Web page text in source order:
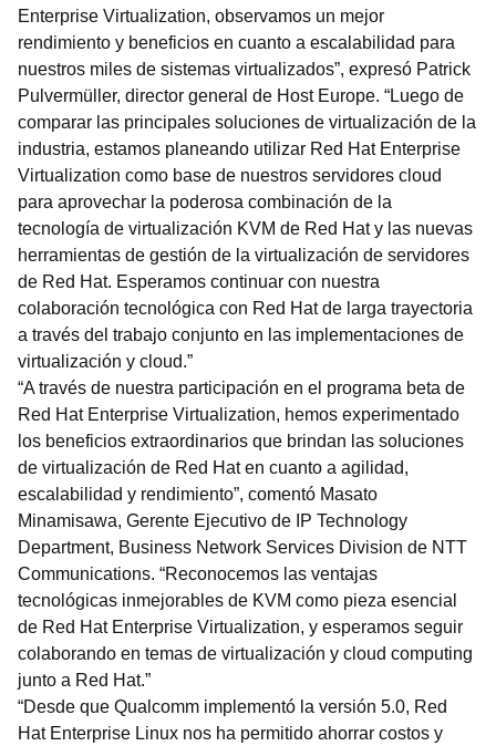
Enterprise Virtualization, observamos un mejor
rendimiento y beneficios en cuanto a escalabilidad para
nuestros miles de sistemas virtualizados”, expresó Patrick
Pulvermüller, director general de Host Europe. “Luego de
comparar las principales soluciones de virtualización de la
industria, estamos planeando utilizar Red Hat Enterprise
Virtualization como base de nuestros servidores cloud
para aprovechar la poderosa combinación de la
tecnología de virtualización KVM de Red Hat y las nuevas
herramientas de gestión de la virtualización de servidores
de Red Hat. Esperamos continuar con nuestra
colaboración tecnológica con Red Hat de larga trayectoria
a través del trabajo conjunto en las implementaciones de
virtualización y cloud.”
“A través de nuestra participación en el programa beta de
Red Hat Enterprise Virtualization, hemos experimentado
los beneficios extraordinarios que brindan las soluciones
de virtualización de Red Hat en cuanto a agilidad,
escalabilidad y rendimiento”, comentó Masato
Minamisawa, Gerente Ejecutivo de IP Technology
Department, Business Network Services Division de NTT
Communications. “Reconocemos las ventajas
tecnológicas inmejorables de KVM como pieza esencial
de Red Hat Enterprise Virtualization, y esperamos seguir
colaborando en temas de virtualización y cloud computing
junto a Red Hat.”
“Desde que Qualcomm implementó la versión 5.0, Red
Hat Enterprise Linux nos ha permitido ahorrar costos y